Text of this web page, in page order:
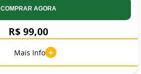
COMPRAR AGORA
R$ 99,00
Mais Info +